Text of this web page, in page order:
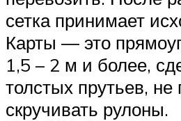
сетка принимает
Карты ― это
1,5 – 2 м и более,
толстых прутьев,
скручивать рулоны.